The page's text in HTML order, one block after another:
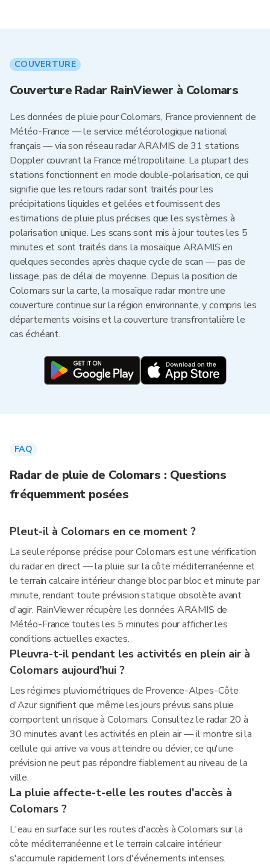
COUVERTURE
Couverture Radar RainViewer à Colomars
Les données de pluie pour Colomars, France proviennent de
Météo-France — le service météorologique national
français — via son réseau radar ARAMIS de 31 stations
Doppler couvrant la France métropolitaine. La plupart des
stations fonctionnent en mode double-polarisation, ce qui
signifie que les retours radar sont traités pour les
précipitations liquides et gelées et fournissent des
estimations de pluie plus précises que les systèmes à
polarisation unique. Les scans sont mis à jour toutes les 5
minutes et sont traités dans la mosaïque ARAMIS en
quelques secondes après chaque cycle de scan — pas de
lissage, pas de délai de moyenne. Depuis la position de
Colomars sur la carte, la mosaïque radar montre une
couverture continue sur la région environnante, y compris les
départements voisins et la couverture transfrontalière le
cas échéant.
FAQ
Radar de pluie de Colomars : Questions
fréquemment posées
Pleut-il à Colomars en ce moment ?
La seule réponse précise pour Colomars est une vérification
du radar en direct — la pluie sur la côte méditerranéenne et
le terrain calcaire intérieur change bloc par bloc et minute par
minute, rendant toute prévision statique obsolète avant
d'agir. RainViewer récupère les données ARAMIS de
Météo-France toutes les 5 minutes pour afficher les
conditions actuelles exactes.
Pleuvra-t-il pendant les activités en plein air à
Colomars aujourd'hui ?
Les régimes pluviométriques de Provence-Alpes-Côte
d'Azur signifient que même les jours prévus sans pluie
comportent un risque à Colomars. Consultez le radar 20 à
30 minutes avant les activités en plein air — il montre si la
cellule qui arrive va vous atteindre ou dévier, ce qu'une
prévision ne peut pas répondre fiablement au niveau de la
ville.
La pluie affecte-t-elle les routes d'accès à
Colomars ?
L'eau en surface sur les routes d'accès à Colomars sur la
côte méditerranéenne et le terrain calcaire intérieur
s'accumule rapidement lors d'événements intenses.